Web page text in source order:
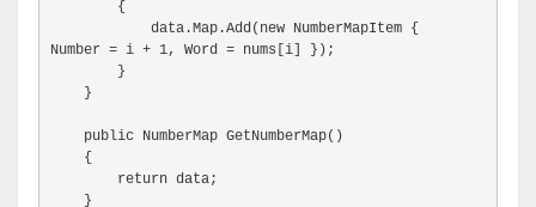
{
data.Map.Add(new NumberMapItem {
Number = i + 1, Word = nums[i] });
}
}
public NumberMap GetNumberMap()
{
return data;
}